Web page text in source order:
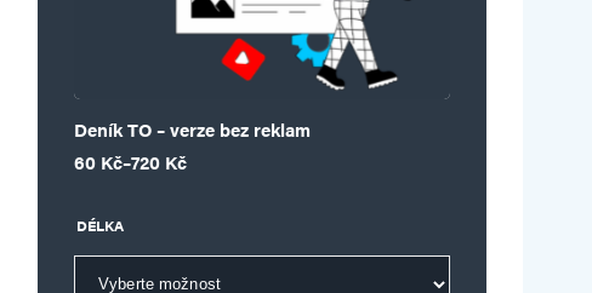
Deník TO – verze bez reklam
60 Kč–720 Kč
Rozpětí cen: 60 Kč až 720 Kč
DÉLKA